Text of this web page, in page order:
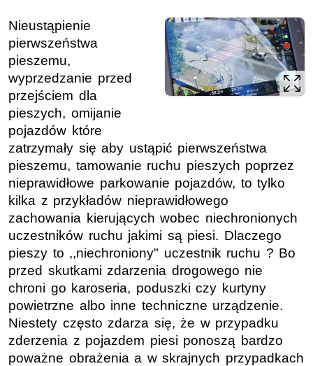
Nieustąpienie
pierwszeństwa
pieszemu,
wyprzedzanie przed
przejściem dla
pieszych, omijanie
pojazdów które
zatrzymały się aby ustąpić pierwszeństwa
pieszemu, tamowanie ruchu pieszych poprzez
nieprawidłowe parkowanie pojazdów, to tylko
kilka z przykładów nieprawidłowego
zachowania kierujących wobec niechronionych
uczestników ruchu jakimi są piesi. Dlaczego
pieszy to ,,niechroniony" uczestnik ruchu ? Bo
przed skutkami zdarzenia drogowego nie
chroni go karoseria, poduszki czy kurtyny
powietrzne albo inne techniczne urządzenie.
Niestety często zdarza się, że w przypadku
zderzenia z pojazdem piesi ponoszą bardzo
poważne obrażenia a w skrajnych przypadkach